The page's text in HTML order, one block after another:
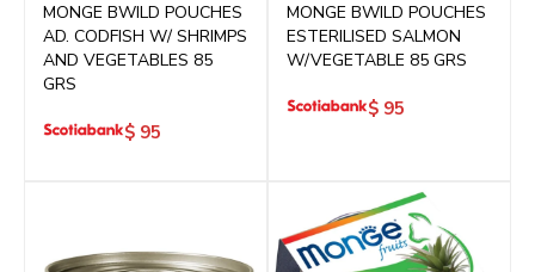
MONGE BWILD POUCHES
AD. CODFISH W/ SHRIMPS
AND VEGETABLES 85
GRS
$ 95
MONGE BWILD POUCHES
ESTERILISED SALMON
W/VEGETABLE 85 GRS
$ 95